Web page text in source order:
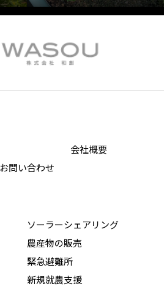
会社概要
お問い合わせ
ソーラーシェアリング
農産物の販売
緊急避難所
新規就農支援